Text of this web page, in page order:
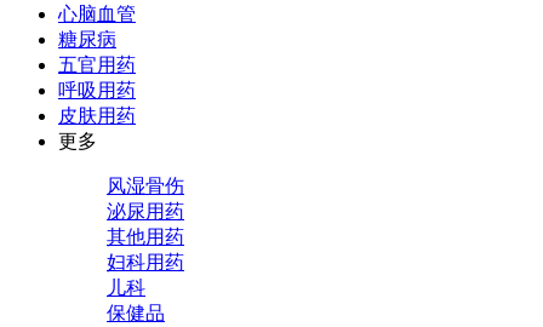
心脑血管
糖尿病
五官用药
呼吸用药
皮肤用药
更多
风湿骨伤
泌尿用药
其他用药
妇科用药
儿科
保健品